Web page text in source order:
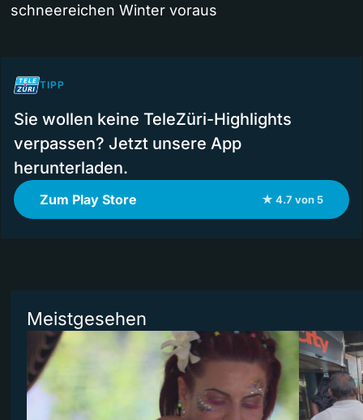
schneereichen Winter voraus
TIPP
Sie wollen keine TeleZüri-Highlights
verpassen? Jetzt unsere App
herunterladen.
Zum Play Store ★ 4.7 von 5
Meistgesehen